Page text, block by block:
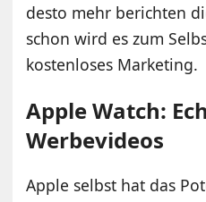
desto mehr berichten
schon wird es zum
kostenloses Marketing.
Apple Watch:
Werbevideos
Apple selbst hat das